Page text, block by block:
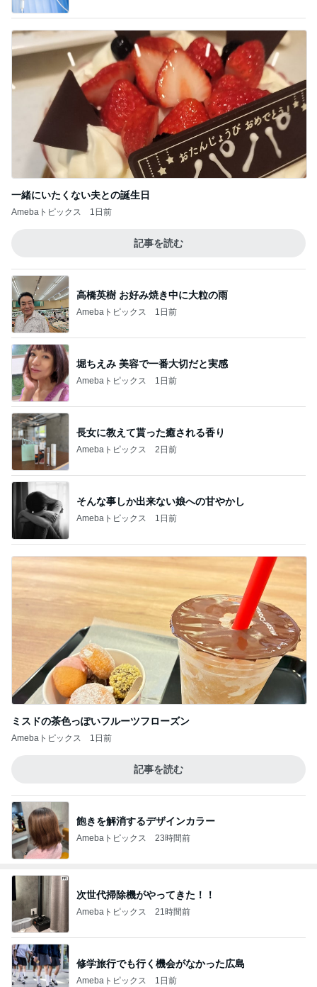
一緒にいたくない夫との誕生日
Amebaトピックス 1日前
記事を読む
高橋英樹 お好み焼き中に大粒の雨
Amebaトピックス 1日前
堀ちえみ 美容で一番大切だと実感
Amebaトピックス 1日前
長女に教えて貰った癒される香り
Amebaトピックス 2日前
そんな事しか出来ない娘への甘やかし
Amebaトピックス 1日前
ミスドの茶色っぽいフルーツフローズン
Amebaトピックス 1日前
記事を読む
飽きを解消するデザインカラー
Amebaトピックス 23時間前
次世代掃除機がやってきた！！
Amebaトピックス 21時間前
修学旅行でも行く機会がなかった広島
Amebaトピックス 1日前